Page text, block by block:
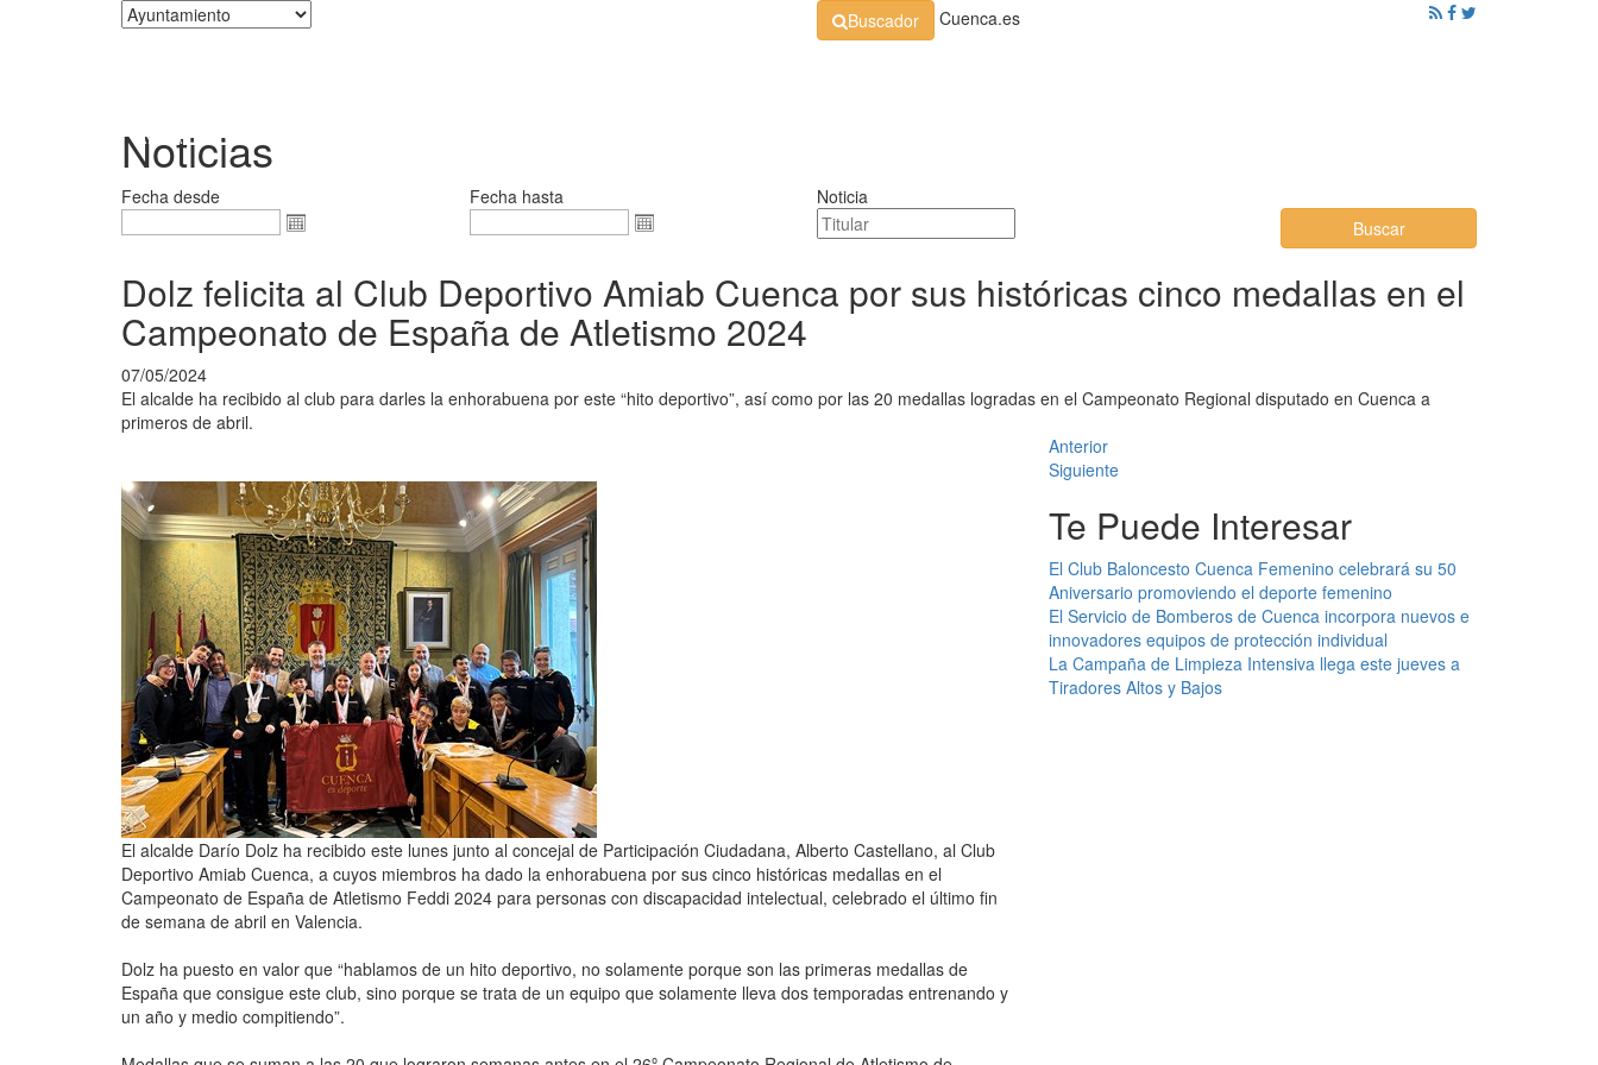
Buscador Cuenca.es
Noticias
Fecha desde Fecha hasta
Noticia
Buscar
Dolz felicita al Club Deportivo Amiab Cuenca por sus históricas cinco medallas en el
Campeonato de España de Atletismo 2024
07/05/2024
El alcalde ha recibido al club para darles la enhorabuena por este “hito deportivo”, así como por las 20 medallas logradas en el Campeonato Regional disputado en Cuenca a
primeros de abril.
Anterior
Siguiente
El alcalde Darío Dolz ha recibido este lunes junto al concejal de Participación Ciudadana, Alberto Castellano, al Club
Deportivo Amiab Cuenca, a cuyos miembros ha dado la enhorabuena por sus cinco históricas medallas en el
Campeonato de España de Atletismo Feddi 2024 para personas con discapacidad intelectual, celebrado el último fin
de semana de abril en Valencia.
Dolz ha puesto en valor que “hablamos de un hito deportivo, no solamente porque son las primeras medallas de
España que consigue este club, sino porque se trata de un equipo que solamente lleva dos temporadas entrenando y
un año y medio compitiendo”.
Te Puede Interesar
El Club Baloncesto Cuenca Femenino celebrará su 50
Aniversario promoviendo el deporte femenino
El Servicio de Bomberos de Cuenca incorpora nuevos e
innovadores equipos de protección individual
La Campaña de Limpieza Intensiva llega este jueves a
Tiradores Altos y Bajos